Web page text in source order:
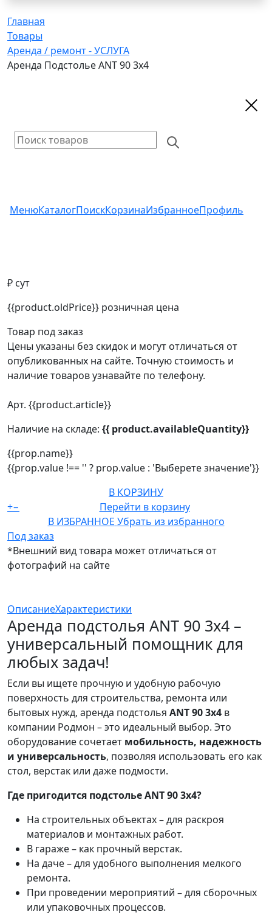
Главная
Товары
Аренда / ремонт - УСЛУГА
Аренда Подстолье ANT 90 3х4
МенюКаталогПоискКорзинаИзбранноеПрофиль
₽ сут
{{product.oldPrice}} розничная цена
Товар под заказ
Цены указаны без скидок и могут отличаться от
опубликованных на сайте. Точную стоимость и
наличие товаров узнавайте по телефону.
Арт. {{product.article}}
Наличие на складе: {{ product.availableQuantity}}
{{prop.name}}
{{prop.value !== '' ? prop.value : 'Выберете значение'}}
В КОРЗИНУ
+−
Перейти в корзину
В ИЗБРАННОЕ Убрать из избранного
Под заказ
*Внешний вид товара может отличаться от
фотографий на сайте
ОписаниеХарактеристики
Аренда подстолья ANT 90 3х4 –
универсальный помощник для
любых задач!
Если вы ищете прочную и удобную рабочую
поверхность для строительства, ремонта или
бытовых нужд, аренда подстолья ANT 90 3х4 в
компании Родмон – это идеальный выбор. Это
оборудование сочетает мобильность, надежность
и универсальность, позволяя использовать его как
стол, верстак или даже подмости.
Где пригодится подстолье ANT 90 3х4?
На строительных объектах – для раскроя
материалов и монтажных работ.
В гараже – как прочный верстак.
На даче – для удобного выполнения мелкого
ремонта.
При проведении мероприятий – для сборочных
или упаковочных процессов.